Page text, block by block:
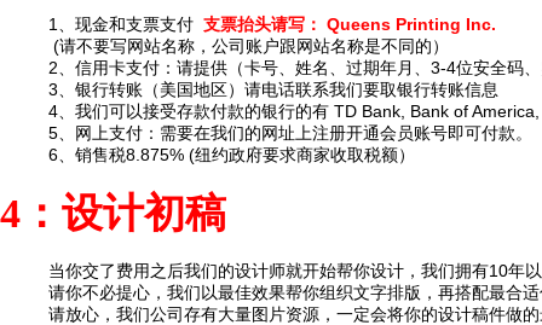
1、现金和支票支付 支票抬头请写： Queens Printing Inc.
(请不要写网站名称，公司账户跟网站名称是不同的）
2、信用卡支付：请提供（卡号、姓名、过期年月、3-4位安全码
3、银行转账（美国地区）请电话联系我们要取银行转账信息
4、我们可以接受存款付款的银行的有 TD Bank, Bank of
5、网上支付：需要在我们的网址上注册开通会员账号即可付款。
6、销售税8.875% (纽约政府要求商家收取税额）
4：设计初稿
当你交了费用之后我们的设计师就开始帮你设计，我们拥有10年
请你不必提心，我们以最佳效果帮你组织文字排版，再搭配最合
请放心，我们公司存有大量图片资源，一定会将你的设计稿件做